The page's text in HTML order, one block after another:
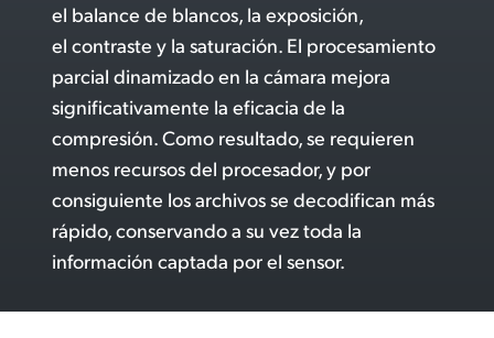
el balance de blancos, la exposición,
el contraste y la saturación. El procesamiento
parcial dinamizado en la cámara mejora
significativamente la eficacia de la
compresión. Como resultado, se requieren
menos recursos del procesador, y por
consiguiente los archivos se decodifican más
rápido, conservando a su vez toda la
información captada por el sensor.